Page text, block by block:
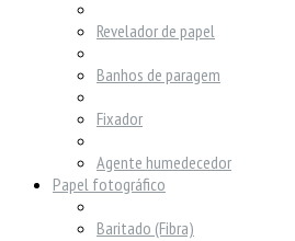
Revelador de papel
Banhos de paragem
Fixador
Agente humedecedor
Papel fotográfico
Baritado (Fibra)